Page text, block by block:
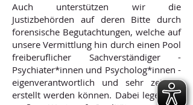
Auch unterstützen wir die
Justizbehörden auf deren Bitte durch
forensische Begutachtungen, welche auf
unsere Vermittlung hin durch einen Pool
freiberuflicher Sachverständiger -
Psychiater*innen und Psycholog*innen -
eigenverantwortlich und sehr zeitnah
erstellt werden können. Dabei legen wir